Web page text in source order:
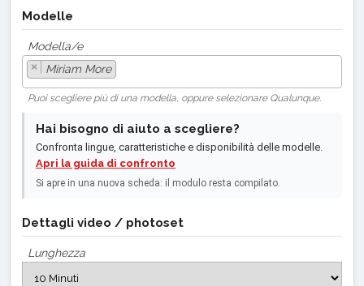
Modelle
Modella/e
×
Miriam More
Puoi scegliere più di una modella, oppure selezionare Qualunque.
Hai bisogno di aiuto a scegliere?
Confronta lingue, caratteristiche e disponibilità delle modelle.
Apri la guida di confronto
Si apre in una nuova scheda: il modulo resta compilato.
Dettagli video / photoset
Lunghezza